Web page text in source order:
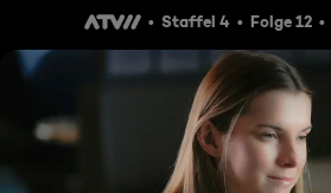
Staffel 4 Folge 12